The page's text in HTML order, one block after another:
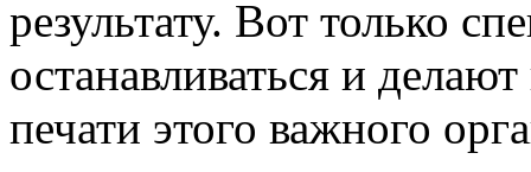
результату. Вот только
останавливаться и
печати этого важного